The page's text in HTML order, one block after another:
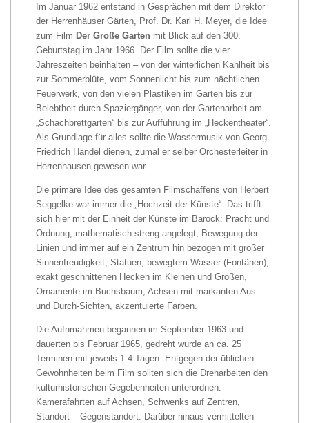
Im Januar 1962 entstand in Gesprächen mit dem Direktor
der Herrenhäuser Gärten, Prof. Dr. Karl H. Meyer, die Idee
zum Film Der Große Garten mit Blick auf den 300.
Geburtstag im Jahr 1966. Der Film sollte die vier
Jahreszeiten beinhalten – von der winterlichen Kahlheit bis
zur Sommerblüte, vom Sonnenlicht bis zum nächtlichen
Feuerwerk, von den vielen Plastiken im Garten bis zur
Belebtheit durch Spaziergänger, von der Gartenarbeit am
„Schachbrettgarten“ bis zur Aufführung im „Heckentheater“.
Als Grundlage für alles sollte die Wassermusik von Georg
Friedrich Händel dienen, zumal er selber Orchesterleiter in
Herrenhausen gewesen war.
Die primäre Idee des gesamten Filmschaffens von Herbert
Seggelke war immer die „Hochzeit der Künste“. Das trifft
sich hier mit der Einheit der Künste im Barock: Pracht und
Ordnung, mathematisch streng angelegt, Bewegung der
Linien und immer auf ein Zentrum hin bezogen mit großer
Sinnenfreudigkeit, Statuen, bewegtem Wasser (Fontänen),
exakt geschnittenen Hecken im Kleinen und Großen,
Ornamente im Buchsbaum, Achsen mit markanten Aus-
und Durch-Sichten, akzentuierte Farben.
Die Aufnmahmen begannen im September 1963 und
dauerten bis Februar 1965, gedreht wurde an ca. 25
Terminen mit jeweils 1-4 Tagen. Entgegen der üblichen
Gewohnheiten beim Film sollten sich die Dreharbeiten den
kulturhistorischen Gegebenheiten unterordnen:
Kamerafahrten auf Achsen, Schwenks auf Zentren,
Standort – Gegenstandort. Darüber hinaus vermittelten